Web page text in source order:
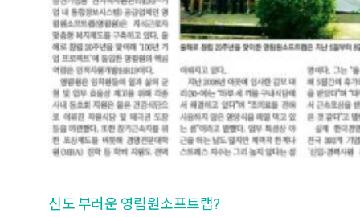
신도 부러운 영림원소프트랩?